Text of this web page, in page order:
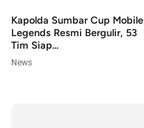
Kapolda Sumbar Cup Mobile
Legends Resmi Bergulir, 53
Tim Siap...
News